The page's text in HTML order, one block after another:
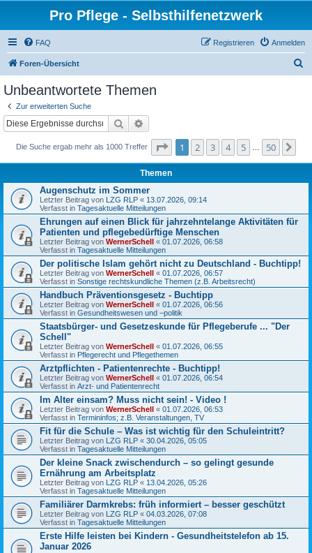
Pro Pflege - Selbsthilfenetzwerk
FAQ Anmelden
Registrieren
Foren-Übersicht
Unbeantwortete Themen
Zur erweiterten Suche
Suche
Die Suche ergab mehr als 1000 Treffer Seite von
1 2 3 4 5 50
Themen
Augenschutz im Sommer
Letzter Beitrag von LZG RLP « 13.07.2026, 09:14
Verfasst in Tagesaktuelle Mitteilungen
Ehrungen auf einen Blick für jahrzehntelange Aktivitäten für
Patienten und pflegebedürftige Menschen
Letzter Beitrag von WernerSchell « 01.07.2026, 06:58
Verfasst in Tagesaktuelle Mitteilungen
Der politische Islam gehört nicht zu Deutschland - Buchtipp!
Letzter Beitrag von WernerSchell « 01.07.2026, 06:57
Verfasst in Sonstige rechtskundliche Themen (z.B. Arbeitsrecht)
Handbuch Präventionsgesetz - Buchtipp
Letzter Beitrag von WernerSchell « 01.07.2026, 06:56
Verfasst in Gesundheitswesen und –politik
Staatsbürger- und Gesetzeskunde für Pflegeberufe ... "Der
Schell"
Letzter Beitrag von WernerSchell « 01.07.2026, 06:55
Verfasst in Pflegerecht und Pflegethemen
Arztpflichten - Patientenrechte - Buchtipp!
Letzter Beitrag von WernerSchell « 01.07.2026, 06:54
Verfasst in Arzt- und Patientenrecht
Im Alter einsam? Muss nicht sein! - Video !
Letzter Beitrag von WernerSchell « 01.07.2026, 06:53
Verfasst in Termininfos; z.B. Veranstaltungen, TV
Fit für die Schule – Was ist wichtig für den Schuleintritt?
Letzter Beitrag von LZG RLP « 30.04.2026, 05:05
Verfasst in Tagesaktuelle Mitteilungen
Der kleine Snack zwischendurch – so gelingt gesunde
Ernährung am Arbeitsplatz
Letzter Beitrag von LZG RLP « 13.04.2026, 05:26
Verfasst in Tagesaktuelle Mitteilungen
Familiärer Darmkrebs: früh informiert – besser geschützt
Letzter Beitrag von LZG RLP « 04.03.2026, 07:08
Verfasst in Tagesaktuelle Mitteilungen
Erste Hilfe leisten bei Kindern - Gesundheitstelefon ab 15.
Januar 2026